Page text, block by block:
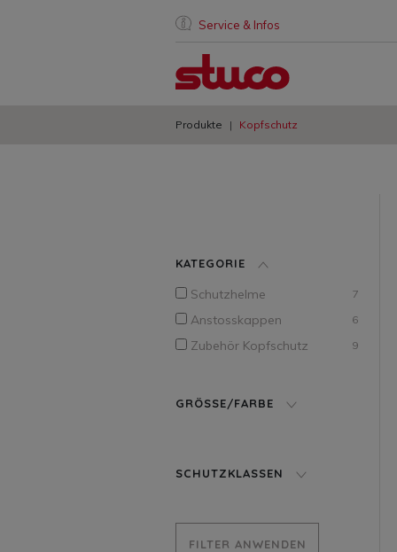
Service & Infos
Produkte Kopfschutz
KATEGORIE
Schutzhelme 7
Anstosskappen 6
Zubehör Kopfschutz 9
GRÖSSE/FARBE
SCHUTZKLASSEN
FILTER ANWENDEN